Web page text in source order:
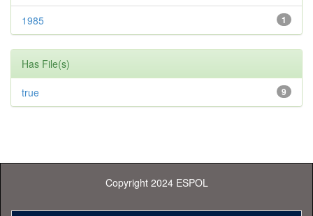
1
1985
Has File(s)
9
true
Copyright 2024 ESPOL